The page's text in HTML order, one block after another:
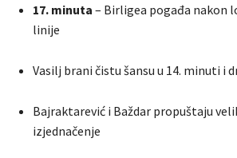
17. minuta – Birligea pogađa nakon
linije
Vasilj brani čistu šansu u 14. minuti i
Bajraktarević i Baždar propuštaju
izjednačenje